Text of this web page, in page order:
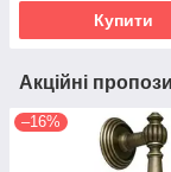
Купити
Акційні
–16%